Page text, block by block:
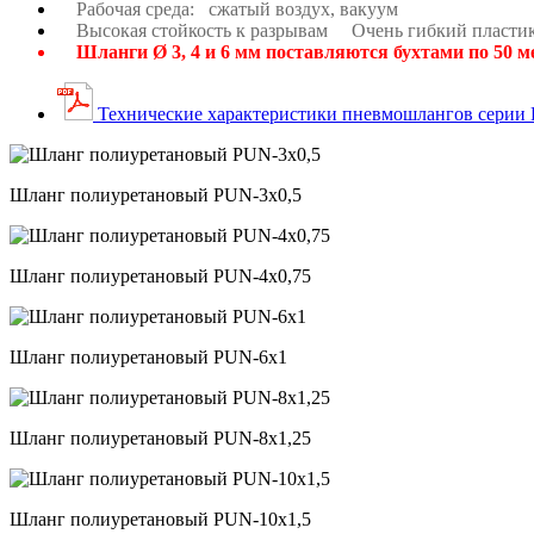
Рабочая среда: сжатый воздух, вакуум
Высокая стойкость к разрывам
Очень гибкий
Шланги Ø 3, 4 и 6 мм поставляются бухтами по 50
Технические характеристики пневмошлангов серии
Шланг полиуретановый PUN-3x0,5
Шланг полиуретановый PUN-4x0,75
Шланг полиуретановый PUN-6x1
Шланг полиуретановый PUN-8x1,25
Шланг полиуретановый PUN-10x1,5